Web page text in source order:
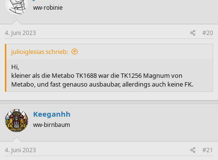
i
o
n
e
:
ww-robinie
4. Juni 2023 #20
julioiglesias schrieb:
Hi,
kleiner als die Metabo TK1688 war die TK1256 Magnum von
Metabo, und fast genauso ausbaubar, allerdings auch keine FK.
Keeganhh
ww-birnbaum
4. Juni 2023 #21